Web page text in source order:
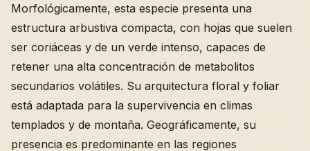
Morfológicamente, esta especie presenta una
estructura arbustiva compacta, con hojas que suelen
ser coriáceas y de un verde intenso, capaces de
retener una alta concentración de metabolitos
secundarios volátiles. Su arquitectura floral y foliar
está adaptada para la supervivencia en climas
templados y de montaña. Geográficamente, su
presencia es predominante en las regiones